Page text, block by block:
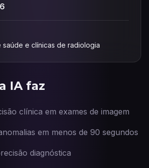
IA faz
clínica em exames de imagem
em menos de 90 segundos
diagnóstica
saúde e clínicas de radiologia